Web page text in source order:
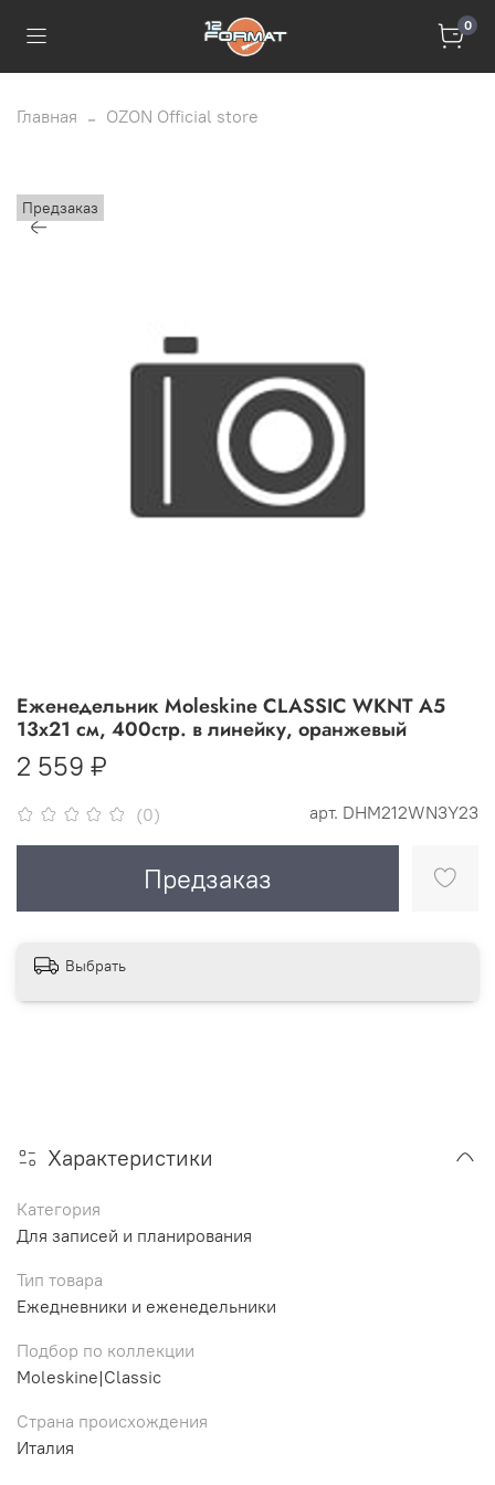
0
Главная OZON Official store
Предзаказ
(0) арт. DHM212WN3Y23
Еженедельник Moleskine CLASSIC WKNT A5
13х21 см, 400стр. в линейку, оранжевый
2 559 ₽
Предзаказ
Выбрать
Характеристики
Категория
Для записей и планирования
Тип товара
Ежедневники и еженедельники
Подбор по коллекции
Moleskine|Classic
Страна происхождения
Италия